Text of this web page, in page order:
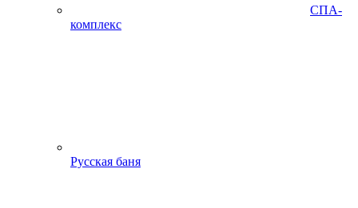
СПА-
комплекс
Русская баня